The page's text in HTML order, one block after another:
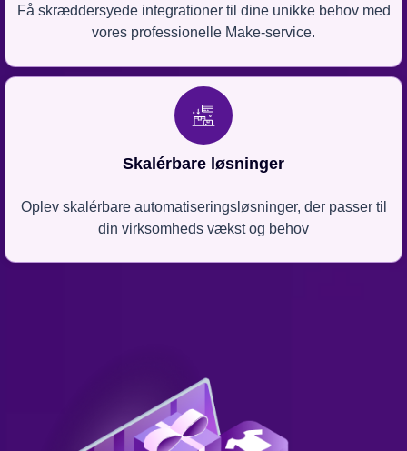
Få skræddersyede integrationer til dine unikke behov med
vores professionelle Make-service.
Skalérbare løsninger
Oplev skalérbare automatiseringsløsninger, der passer til
din virksomheds vækst og behov